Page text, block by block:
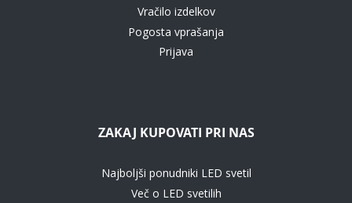
Vračilo izdelkov
Pogosta vprašanja
Prijava
ZAKAJ KUPOVATI PRI NAS
Najboljši ponudniki LED svetil
Več o LED svetilih